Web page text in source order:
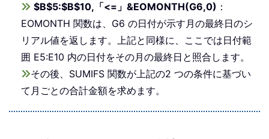
$B$5:$B$10,「<=」&EOMONTH(G6,0) ：
EOMONTH 関数は、G6 の日付が示す月の最終日のシ
リアル値を返します。上記と同様に、ここでは日付範
囲 E5:E10 内の日付をその月の最終日と照合します。
その後、SUMIFS 関数が上記の2 つの条件に基づい
て月ごとの合計金額を求めます。